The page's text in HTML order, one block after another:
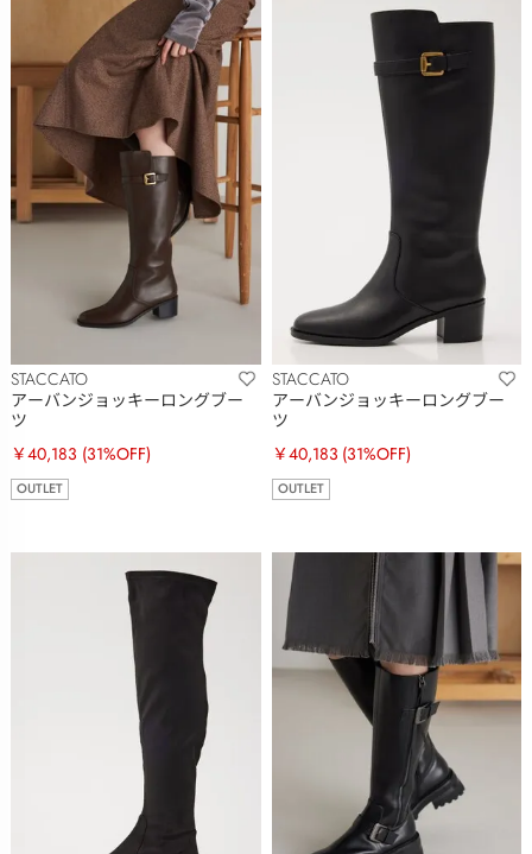
STACCATO
アーバンジョッキーロングブー
ツ
￥40,183 (31%OFF)
OUTLET
STACCATO
アーバンジョッキーロングブー
ツ
￥40,183 (31%OFF)
OUTLET